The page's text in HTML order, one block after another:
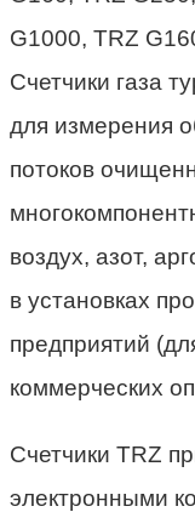
Счетчики газа
для измерения
потоков
воздух, азот,
в установках
предприятий
коммерческих
Счетчики TRZ
электронными